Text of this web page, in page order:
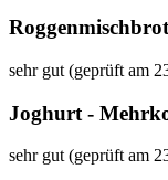
sehr gut (geprüft am
Joghurt -
sehr gut (geprüft am